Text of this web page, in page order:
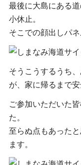
最後に大島にある道
小休止。
そこでの顔出しパネ
そうこうするうち
が、家に帰るまで
ご参加いただいた
た。
至らぬ点もあった
ます。